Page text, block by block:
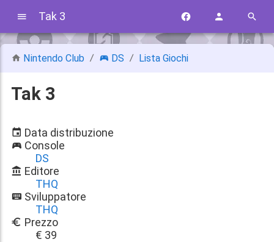
Tak 3
Nintendo Club DS Lista Giochi
Tak 3
Data distribuzione
Console
DS
Editore
THQ
Sviluppatore
THQ
Prezzo
€ 39